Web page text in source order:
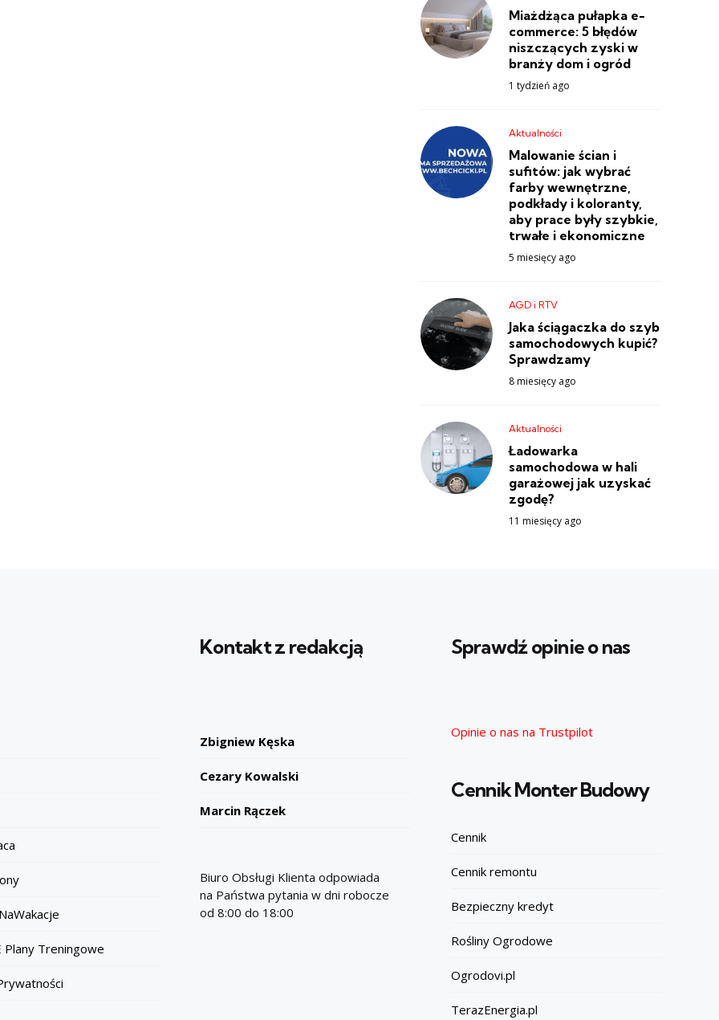
Miażdżąca pułapka e-
commerce: 5 błędów
niszczących zyski w
branży dom i ogród
1 tydzień ago
Aktualności
Malowanie ścian i
sufitów: jak wybrać
farby wewnętrzne,
podkłady i koloranty,
aby prace były szybkie,
trwałe i ekonomiczne
5 miesięcy ago
AGD i RTV
Jaka ściągaczka do szyb
samochodowych kupić?
Sprawdzamy
8 miesięcy ago
Aktualności
Ładowarka
samochodowa w hali
garażowej jak uzyskać
zgodę?
11 miesięcy ago
Plany Treningowe
Kontakt z redakcją
Zbigniew Kęska
Cezary Kowalski
Marcin Rączek
Biuro Obsługi Klienta odpowiada
na Państwa pytania w dni robocze
od 8:00 do 18:00
Sprawdź opinie o nas
Opinie o nas na Trustpilot
Cennik Monter Budowy
Cennik
Cennik remontu
Bezpieczny kredyt
Rośliny Ogrodowe
Ogrodovi.pl
TerazEnergia.pl